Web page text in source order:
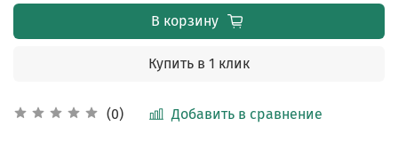
(0) Добавить в сравнение
В корзину
Купить в 1 клик